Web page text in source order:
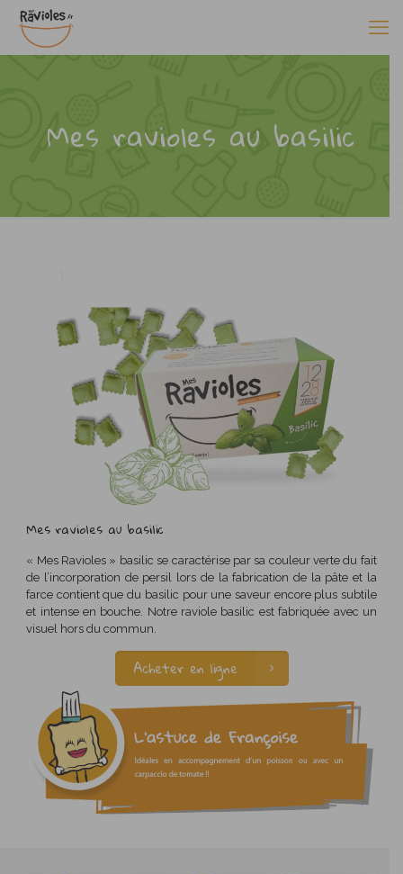
Mes ravioles au basilic
Mes ravioles au basilic
« Mes Ravioles » basilic se caractérise par sa couleur verte du fait
de l’incorporation de persil lors de la fabrication de la pâte et la
farce contient que du basilic pour une saveur encore plus subtile
et intense en bouche. Notre raviole basilic est fabriquée avec un
visuel hors du commun.
Acheter en ligne